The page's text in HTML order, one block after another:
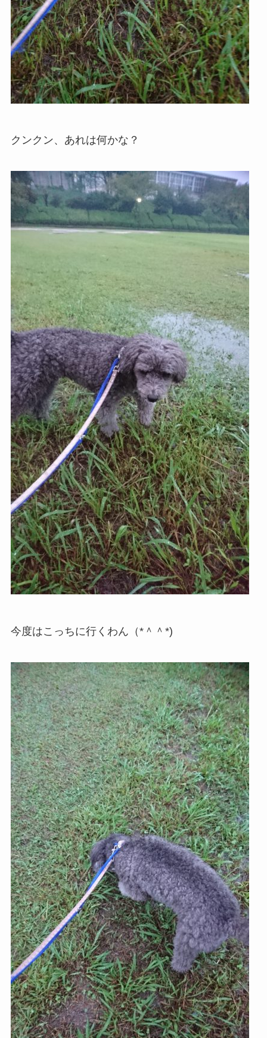
クンクン、あれは何かな？
今度はこっちに行くわん（*＾＾*)